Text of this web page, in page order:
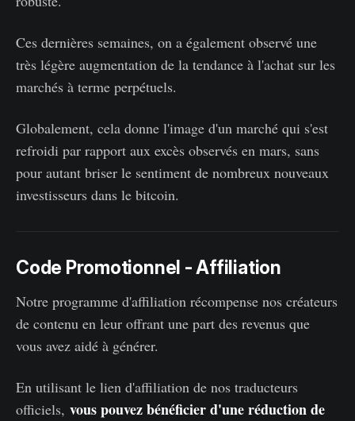
Ces dernières semaines, on a également observé une
très légère augmentation de la tendance à l'achat sur les
marchés à terme perpétuels.
Globalement, cela donne l'image d'un marché qui s'est
refroidi par rapport aux excès observés en mars, sans
pour autant briser le sentiment de nombreux nouveaux
investisseurs dans le bitcoin.
Code Promotionnel - Affiliation
Notre programme d'affiliation récompense nos créateurs
de contenu en leur offrant une part des revenus que
vous avez aidé à générer.
En utilisant le lien d'affiliation de nos traducteurs
officiels, vous pouvez bénéficier d'une réduction de